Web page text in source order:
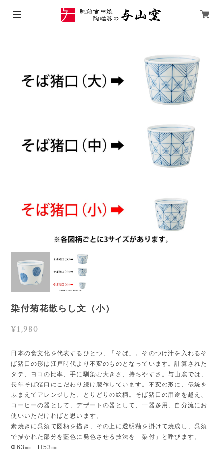
染付菊花散らし文（小）
¥1,980
日本の食文化を代表するひとつ、「そば」。そのつけ汁を入れるそ
ば猪口の形は江戸時代より不変のものとなっています。計算された
タテ、ヨコの比率、手に馴染む大きさ、持ちやすさ。与山窯では、
長年そば猪口にこだわり続け製作しています。不変の形に、伝統を
ふまえてアレンジした、とりどりの絵柄。そば猪口の用途を越え、
コーヒーの器として、デザートの器として、一器多用、自分流にお
使いいただければと思います。
素焼きに呉須で図柄を描き、その上に透明釉を掛けて焼成し、呉須
で描かれた部分を藍色に発色させる技法を「染付」と呼びます。
Φ63㎜ H53㎜